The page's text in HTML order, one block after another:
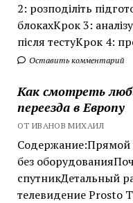
2: розподіліть
блокахКрок 3:
після тестуКрок 4:
Оставить комментарий
Как смотреть
переезда в Европу
ОТ ИВАНОВ МИХАИЛ
Содержание:Прямой
без
спутникДетальный
телевидение Prosto